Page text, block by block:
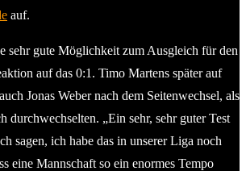
auf.
sehr gute Möglichkeit zum Ausgleich für den
auf das 0:1. Timo Martens später auf
Jonas Weber nach dem Seitenwechsel, als
durchwechselten. „Ein sehr, sehr guter Test
sagen, ich habe das in unserer Liga noch
eine Mannschaft so ein enormes Tempo